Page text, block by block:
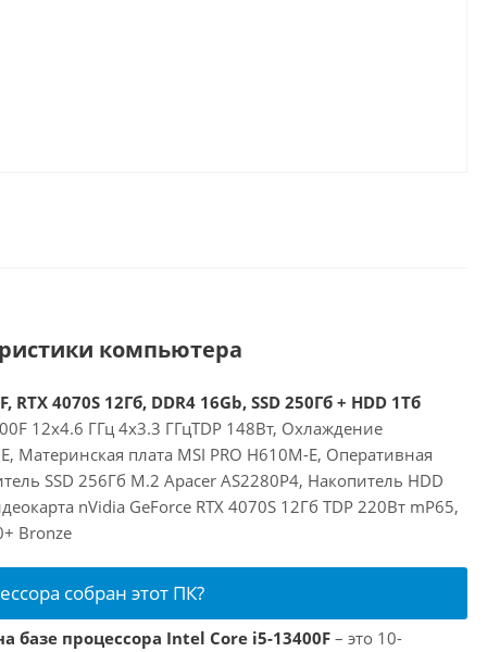
компьютера
4070S 12Гб, DDR4 16Gb, SSD 250Гб + HDD 1Тб
12x4.6 ГГц 4x3.3 ГГцTDP 148Вт, Охлаждение
Материнская плата MSI PRO H610M-E, Оперативная
SSD 256Гб M.2 Apacer AS2280P4, Накопитель HDD
nVidia GeForce RTX 4070S 12Гб TDP 220Вт mP65,
Bronze
собран этот ПК?
базе процессора Intel Core i5-13400F – это 10-